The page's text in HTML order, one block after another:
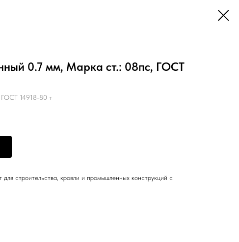
0.7 мм, Марка ст.: 08пс, ГОСТ
14918-80 т
строительства, кровли и промышленных конструкций с